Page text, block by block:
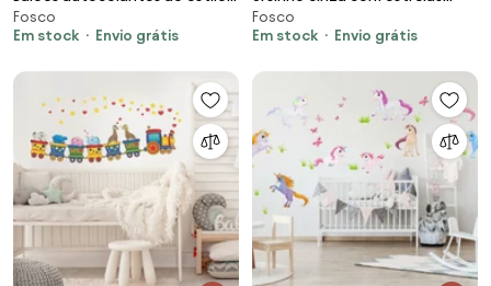
norueguês
Fosco
Em stock
Envio grátis
azuis e amarelas
Fosco
Em stock
Envio grátis